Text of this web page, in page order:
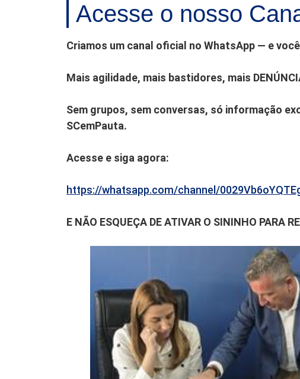
Acesse o nosso
Criamos um canal oficial no WhatsApp — e
Mais agilidade, mais bastidores, mais
Sem grupos, sem conversas, só informação
SCemPauta.
Acesse e siga agora:
https://whatsapp.com/channel/
E NÃO ESQUEÇA DE ATIVAR O SININHO PARA